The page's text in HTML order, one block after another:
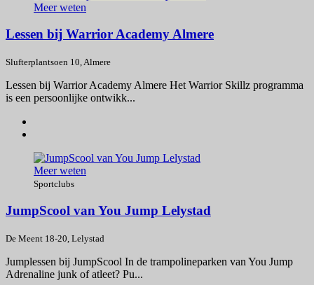
Meer weten
Lessen bij Warrior Academy Almere
Slufterplantsoen 10, Almere
Lessen bij Warrior Academy Almere Het Warrior Skillz programma
is een persoonlijke ontwikk...
Meer weten
Sportclubs
JumpScool van You Jump Lelystad
De Meent 18-20, Lelystad
Jumplessen bij JumpScool In de trampolineparken van You Jump
Adrenaline junk of atleet? Pu...